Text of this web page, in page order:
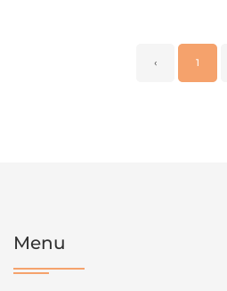
‹ 1
Menu